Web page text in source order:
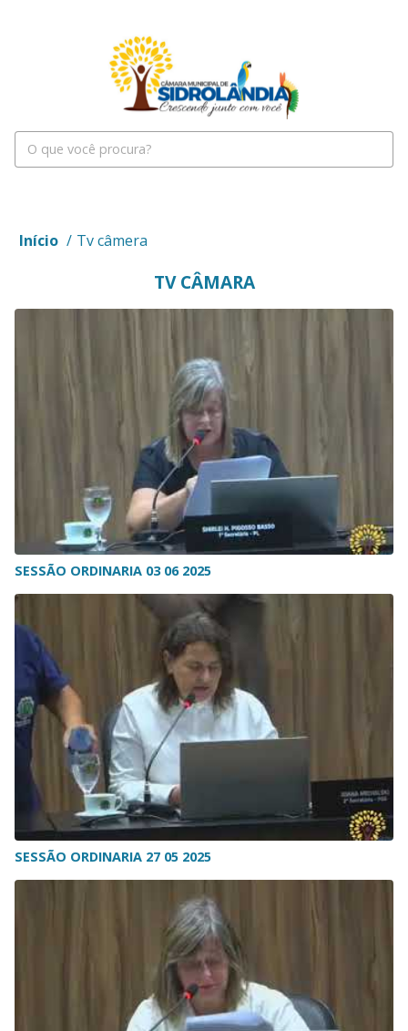
Início / Tv câmera
TV CÂMARA
SESSÃO ORDINARIA 03 06 2025
SESSÃO ORDINARIA 27 05 2025